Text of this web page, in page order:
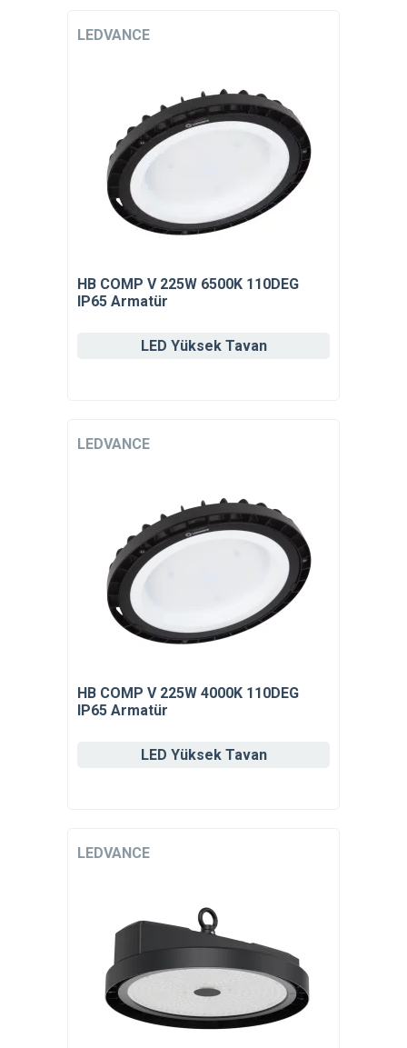
LEDVANCE
HB COMP V 225W 6500K 110DEG
IP65 Armatür
LED Yüksek Tavan
LEDVANCE
HB COMP V 225W 4000K 110DEG
IP65 Armatür
LED Yüksek Tavan
LEDVANCE